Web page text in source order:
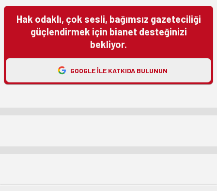
Hak odaklı, çok sesli, bağımsız gazeteciliği
güçlendirmek için bianet desteğinizi
bekliyor.
GOOGLE ILE KATKIDA BULUNUN